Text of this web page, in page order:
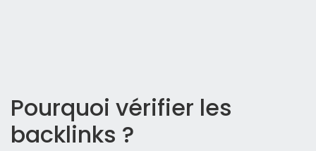
Pourquoi vérifier les
backlinks ?